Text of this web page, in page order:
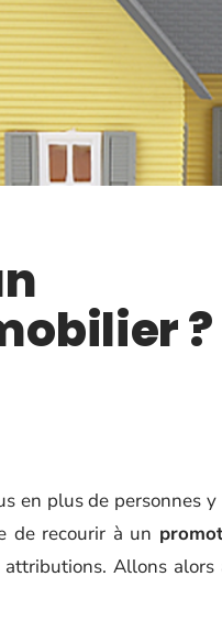
?
en plus de personnes
de recourir à un
Allons